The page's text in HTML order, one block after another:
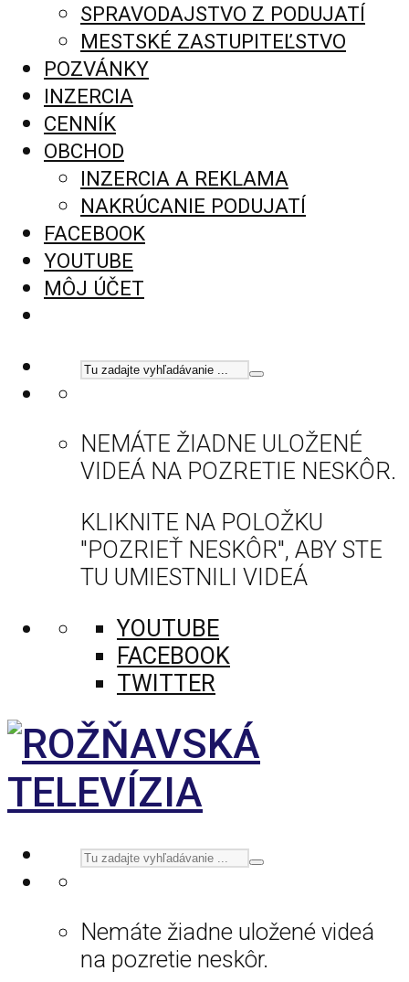
SPRAVODAJSTVO Z PODUJATÍ
MESTSKÉ ZASTUPITEĽSTVO
POZVÁNKY
INZERCIA
CENNÍK
OBCHOD
INZERCIA A REKLAMA
NAKRÚCANIE PODUJATÍ
FACEBOOK
YOUTUBE
MÔJ ÚČET
NEMÁTE ŽIADNE ULOŽENÉ
VIDEÁ NA POZRETIE NESKÔR.
KLIKNITE NA POLOŽKU
"POZRIEŤ NESKÔR", ABY STE
TU UMIESTNILI VIDEÁ
YOUTUBE
FACEBOOK
TWITTER
Nemáte žiadne uložené videá
na pozretie neskôr.